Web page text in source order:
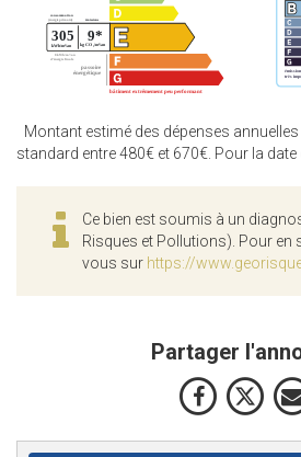
Montant estimé des dépenses
standard entre 480€ et 670€. Pour la
Ce bien est soumis à un
Risques et Pollutions). Pour en
vous sur https://
Partager